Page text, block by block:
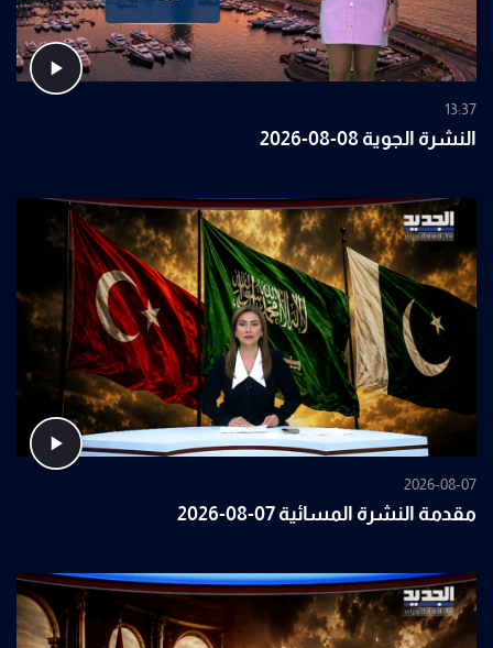
13:37
النشرة الجوية 08-08-2026
2026-08-07
مقدمة النشرة المسائية 07-08-2026